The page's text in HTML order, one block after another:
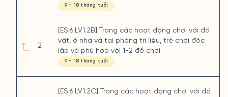
2
9 - 18 tháng tuổi
[ES.6.LV1.2B] Trong các hoạt động chơi với đồ
vật, ở nhà và tại phòng trị liệu, trẻ chơi độc
lập và phù hợp với 1-2 đồ chơi
9 - 18 tháng tuổi
[ES.6.LV1.2C] Trong các hoạt động chơi với đồ